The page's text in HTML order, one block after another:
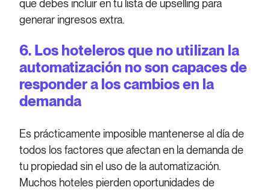
que debes incluir en tu lista de upselling para
generar ingresos extra.
6. Los hoteleros que no utilizan la
automatización no son capaces de
responder a los cambios en la
demanda
Es prácticamente imposible mantenerse al día de
todos los factores que afectan en la demanda de
tu propiedad sin el uso de la automatización.
Muchos hoteles pierden oportunidades de